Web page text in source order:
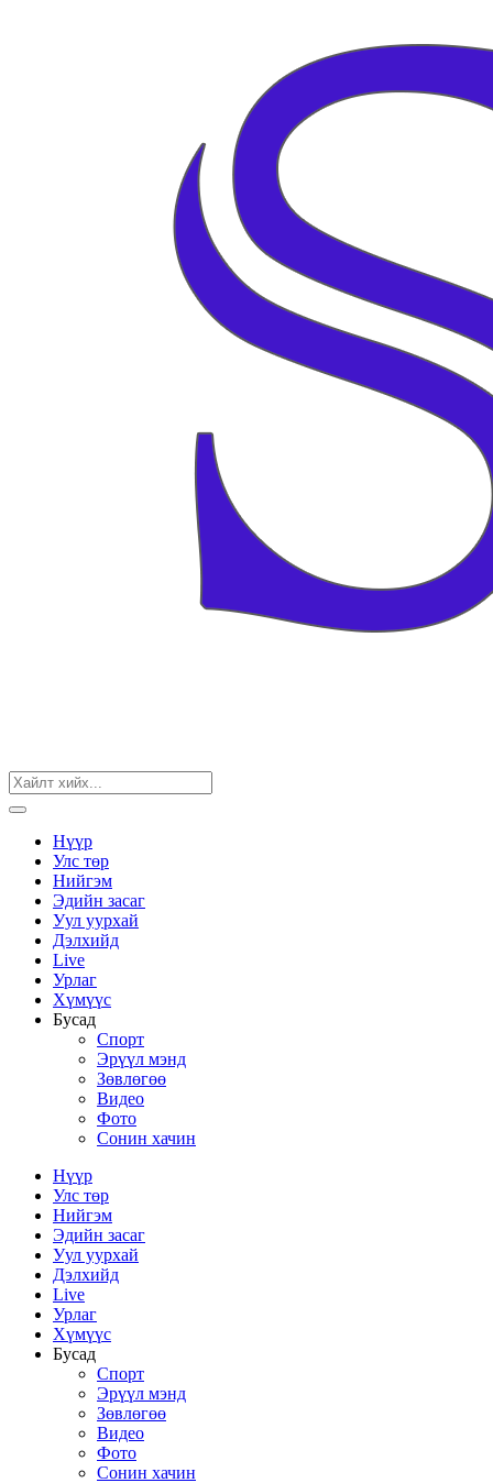
Нүүр
Улс төр
Нийгэм
Эдийн засаг
Уул уурхай
Дэлхийд
Live
Урлаг
Хүмүүс
Бусад
Спорт
Эрүүл мэнд
Зөвлөгөө
Видео
Фото
Сонин хачин
Нүүр
Улс төр
Нийгэм
Эдийн засаг
Уул уурхай
Дэлхийд
Live
Урлаг
Хүмүүс
Бусад
Спорт
Эрүүл мэнд
Зөвлөгөө
Видео
Фото
Сонин хачин